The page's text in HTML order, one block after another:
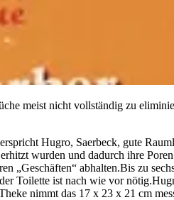
meist nicht vollständig zu
Hugro, Saerbeck, gute
wurden und dadurch ihre
„Geschäften“ abhalten.Bis zu
Toilette ist nach wie vor
nimmt das 17 x 23 x 21 cm